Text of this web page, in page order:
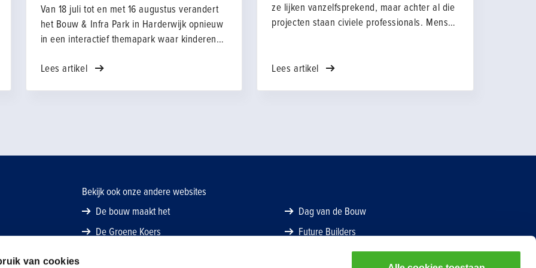
van cookies
Van 18 juli tot en met 16 augustus verandert
het Bouw & Infra Park in Harderwijk opnieuw
in een interactief themapark waar kinderen
van bouw, infra en techniek. Achter de
Lees artikel
ze lijken vanzelfsprekend, maar achter al die
projecten staan civiele professionals. Mensen
opgaven van de komende jaren zijn zij hard
Lees artikel
Bekijk ook onze andere websites
De bouw maakt het
Dag van de Bouw
De Groene Koers
Future Builders